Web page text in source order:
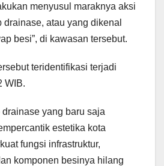
menyusul maraknya aksi
atau yang dikenal
besi”, di kawasan tersebut.
teridentifikasi terjadi
WIB.
yang baru saja
estetika kota
fungsi infrastruktur,
komponen besinya hilang